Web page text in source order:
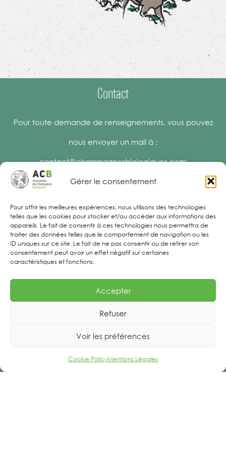
Gérer le consentement
Pour offrir les meilleures expériences, nous utilisons des technologies
telles que les cookies pour stocker et/ou accéder aux informations des
appareils. Le fait de consentir à ces technologies nous permettra de
traiter des données telles que le comportement de navigation ou les
ID uniques sur ce site. Le fait de ne pas consentir ou de retirer son
consentement peut avoir un effet négatif sur certaines
caractéristiques et fonctions.
Accepter
Refuser
Voir les préférences
Cookie PolicyMentions Légales
Contact
Pour toute demande de renseignements, vous pouvez
nous envoyer un mail à :
contact@champagnesbiologiques.com
Espace Presse
Offres d’emploi
Mentions Légales